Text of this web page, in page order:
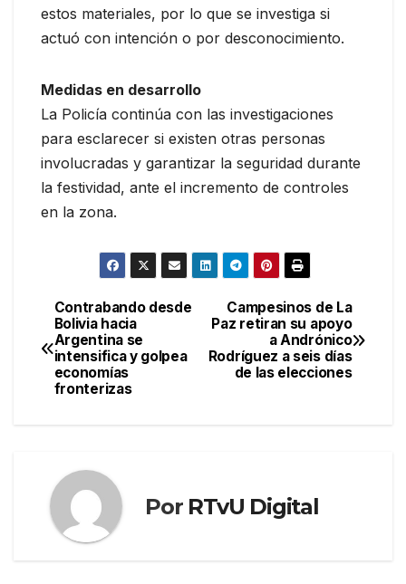
estos materiales, por lo que se investiga si
actuó con intención o por desconocimiento.
Medidas en desarrollo
La Policía continúa con las investigaciones
para esclarecer si existen otras personas
involucradas y garantizar la seguridad durante
la festividad, ante el incremento de controles
en la zona.
Navegación
de
entradas
Campesinos de La
Paz retiran su apoyo
a Andrónico
Rodríguez a seis días
de las elecciones
Contrabando desde
Bolivia hacia
Argentina se
intensifica y golpea
economías
fronterizas
Por RTvU Digital